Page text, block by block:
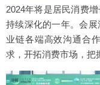
2024年将是居民消费
持续深化的一年。会
业链各端高效沟通合
求，开拓消费市场，把